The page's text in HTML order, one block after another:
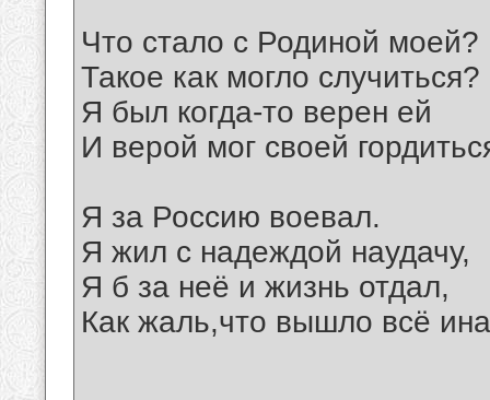
Что стало с Родиной моей?
Такое как могло случиться?
Я был когда-то верен ей
И верой мог своей
Я за Россию воевал.
Я жил с надеждой наудачу,
Я б за неё и жизнь отдал,
Как жаль,что вышло всё